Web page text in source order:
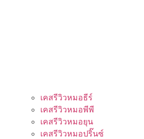
เคสรีวิวหมอธีร์
เคสรีวิวหมอพีพี
เคสรีวิวหมอยุน
เคสรีวิวหมอปริ๊นซ์